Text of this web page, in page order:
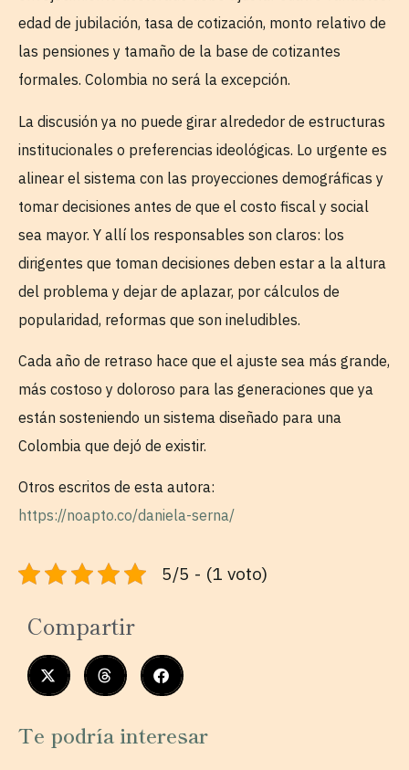
edad de jubilación, tasa de cotización, monto relativo de
las pensiones y tamaño de la base de cotizantes
formales. Colombia no será la excepción.
La discusión ya no puede girar alrededor de estructuras
institucionales o preferencias ideológicas. Lo urgente es
alinear el sistema con las proyecciones demográficas y
tomar decisiones antes de que el costo fiscal y social
sea mayor. Y allí los responsables son claros: los
dirigentes que toman decisiones deben estar a la altura
del problema y dejar de aplazar, por cálculos de
popularidad, reformas que son ineludibles.
Cada año de retraso hace que el ajuste sea más grande,
más costoso y doloroso para las generaciones que ya
están sosteniendo un sistema diseñado para una
Colombia que dejó de existir.
Otros escritos de esta autora:
https://noapto.co/daniela-serna/
5/5 - (1 voto)
Compartir
Te podría interesar